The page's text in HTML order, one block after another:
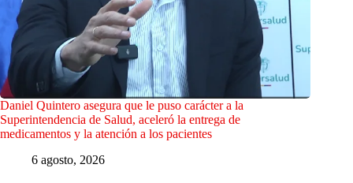
Daniel Quintero asegura que le puso carácter a la
Superintendencia de Salud, aceleró la entrega de
medicamentos y la atención a los pacientes
6 agosto, 2026